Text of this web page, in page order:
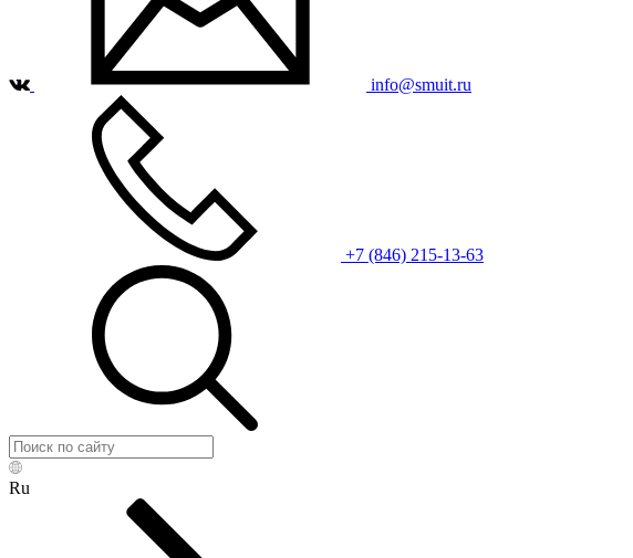
info@smuit.ru
+7 (846) 215-13-63
Ru